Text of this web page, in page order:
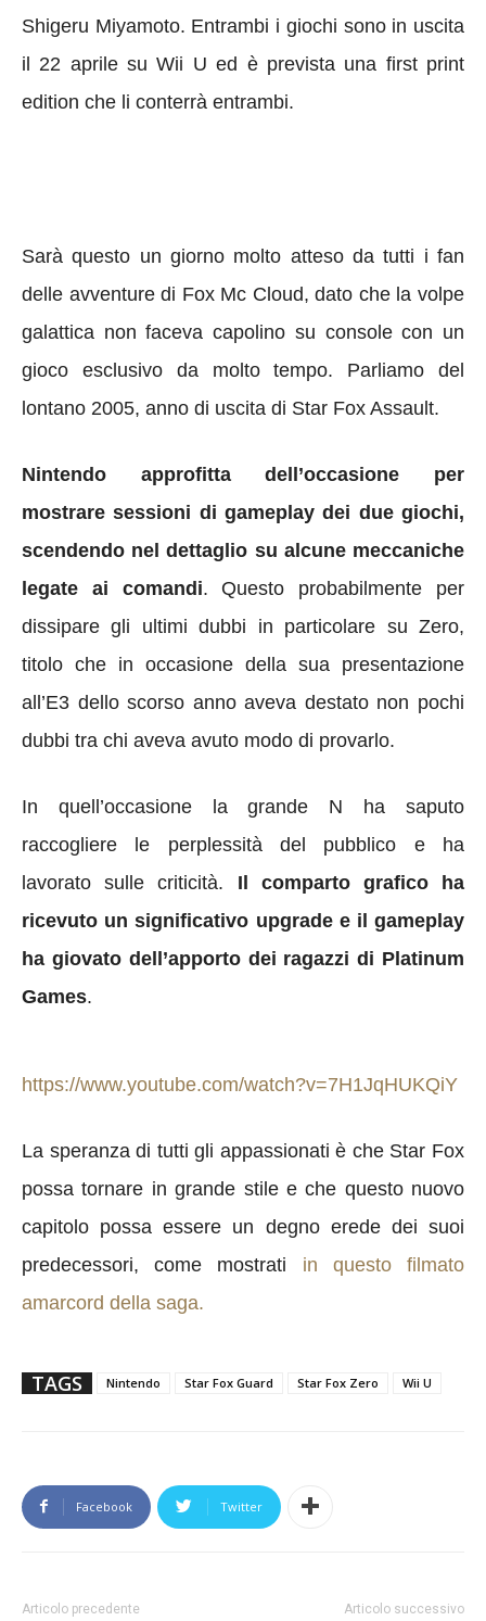
Shigeru Miyamoto. Entrambi i giochi sono in uscita
il 22 aprile su Wii U ed è prevista una first print
edition che li conterrà entrambi.
Sarà questo un giorno molto atteso da tutti i fan
delle avventure di Fox Mc Cloud, dato che la volpe
galattica non faceva capolino su console con un
gioco esclusivo da molto tempo. Parliamo del
lontano 2005, anno di uscita di Star Fox Assault.
Nintendo approfitta dell’occasione per
mostrare sessioni di gameplay dei due giochi,
scendendo nel dettaglio su alcune meccaniche
legate ai comandi. Questo probabilmente per
dissipare gli ultimi dubbi in particolare su Zero,
titolo che in occasione della sua presentazione
all’E3 dello scorso anno aveva destato non pochi
dubbi tra chi aveva avuto modo di provarlo.
In quell’occasione la grande N ha saputo
raccogliere le perplessità del pubblico e ha
lavorato sulle criticità. Il comparto grafico ha
ricevuto un significativo upgrade e il gameplay
ha giovato dell’apporto dei ragazzi di Platinum
Games.
https://www.youtube.com/watch?v=7H1JqHUKQiY
La speranza di tutti gli appassionati è che Star Fox
possa tornare in grande stile e che questo nuovo
capitolo possa essere un degno erede dei suoi
predecessori, come mostrati in questo filmato
amarcord della saga.
TAGS Nintendo Star Fox Guard Star Fox Zero Wii U
Facebook Twitter
Articolo precedente Articolo successivo